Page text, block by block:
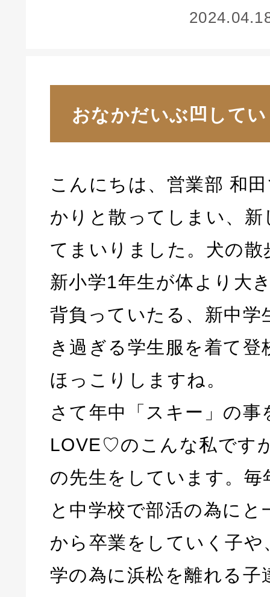
おなかだいぶ凹して
こんにちは、営業部 和
かりと散ってしまい、
てまいりました。犬の
新小学1年生が体より大
背負っていたる、新中学
き過ぎる学生服を着て
ほっこりしますね。
さて年中「スキー」の事
LOVE♡のこんな私です
の先生をしています。
と中学校で部活の為にと
から卒業をしていく子や
学の為に浜松を離れる子